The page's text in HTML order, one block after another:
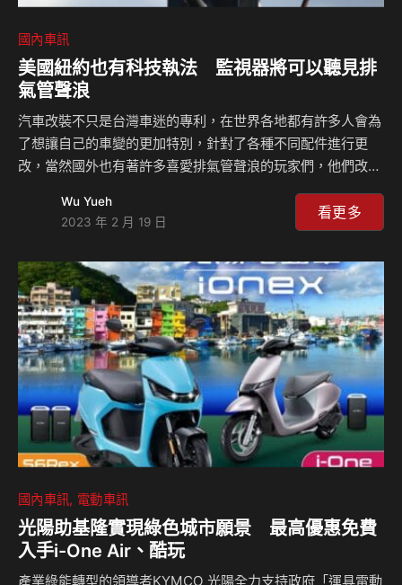
國內車訊
美國紐約也有科技執法 監視器將可以聽見排
氣管聲浪
汽車改裝不只是台灣車迷的專利，在世界各地都有許多人會為
了想讓自己的車變的更加特別，針對了各種不同配件進行更
改，當然國外也有著許多喜愛排氣管聲浪的玩家們，他們改起
有那種超高排氣管或者是噴出火焰的尾管設計，而現在你如果
在紐約街頭的話很可能會收到800美金（折合台幣約2.4萬
車或是摩托車會為了更帥氣的外觀或者是更好的排氣效率而更
換排氣管，通常更換排氣管之後伴隨的就是更大聲的排氣聲
浪，但這會引起許多用路人或者是路旁住戶的不滿，畢竟過於
大聲的噪音會讓人感到躁鬱，如果是晚上的話更會影響到睡
眠，而過去…
Wu Yueh
2023 年 2 月 19 日
看更多
國內車訊 電動車訊
光陽助基隆實現綠色城市願景 最高優惠免費
入手i-One Air、酷玩
產業綠能轉型的領導者KYMCO 光陽全力支持政府「運具電動